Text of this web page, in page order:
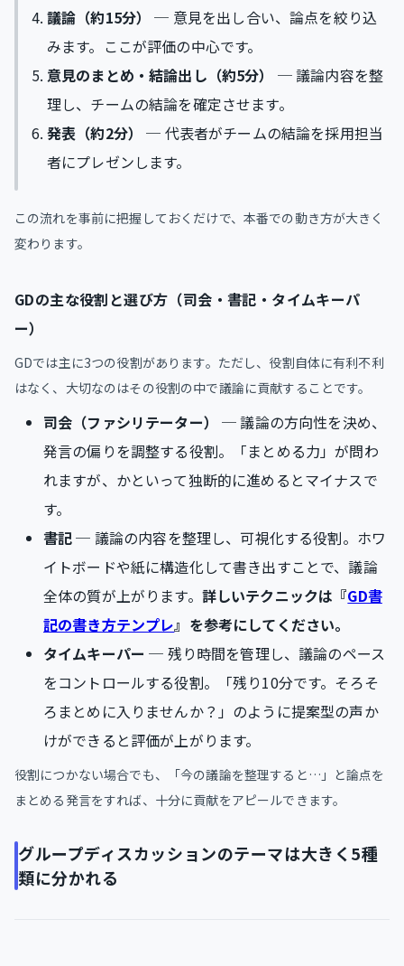
議論（約15分）
─ 意見を出し合い、論点を絞り込
みます。ここが評価の中心です。
意見のまとめ・結論出し（約5分）
─ 議論内容を整
理し、チームの結論を確定させます。
発表（約2分）
─ 代表者がチームの結論を採用担当
者にプレゼンします。
この流れを事前に把握しておくだけで、本番での動き方が大きく
変わります。
GDの主な役割と選び方（司会・書記・タイムキーパ
ー）
GDでは主に3つの役割があります。ただし、役割自体に有利不利
はなく、大切なのはその役割の中で議論に貢献することです。
司会（ファシリテーター）
─ 議論の方向性を決め、
発言の偏りを調整する役割。「まとめる力」が問わ
れますが、かといって独断的に進めるとマイナスで
す。
書記─ 議論の内容を整理し、可視化する役割。ホワ
イトボードや紙に構造化して書き出すことで、議論
全体の質が上がります。 詳しいテクニックは『GD書
記の書き方テンプレ』を参考にしてください。
タイムキーパー ─ 残り時間を管理し、議論のペース
をコントロールする役割。「残り10分です。そろそ
ろまとめに入りませんか？」のように提案型の声か
けができると評価が上がります。
役割につかない場合でも、「今の議論を整理すると…」と論点を
まとめる発言をすれば、十分に貢献をアピールできます。
グループディスカッションのテーマは大きく5種
類に分かれる